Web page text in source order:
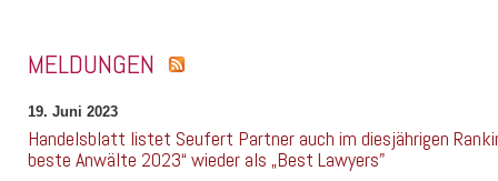
MELDUNGEN
19. Juni 2023
Handelsblatt listet Seufert Partner auch im diesjährigen
beste Anwälte 2023“ wieder als „Best Lawyers"